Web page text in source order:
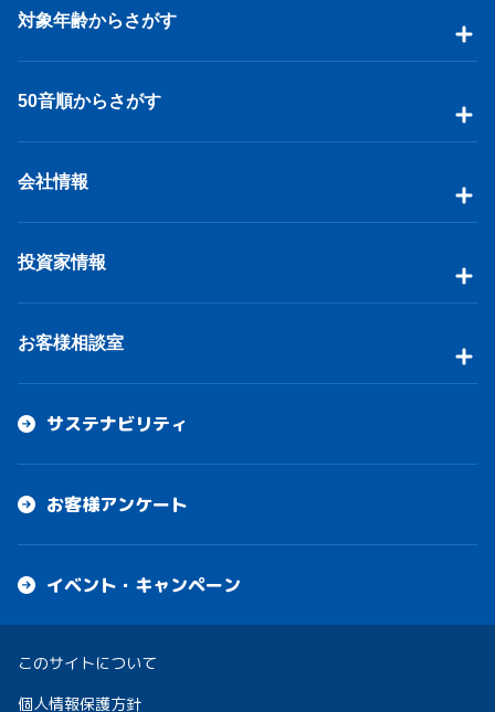
対象年齢からさがす
50音順からさがす
会社情報
投資家情報
お客様相談室
サステナビリティ
お客様アンケート
イベント・キャンペーン
このサイトについて
個人情報保護方針